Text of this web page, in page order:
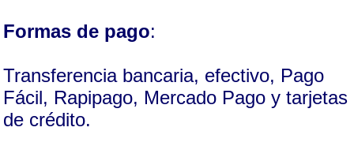
Formas de pago:
Transferencia bancaria, efectivo, Pago
Fácil, Rapipago, Mercado Pago y tarjetas
de crédito.